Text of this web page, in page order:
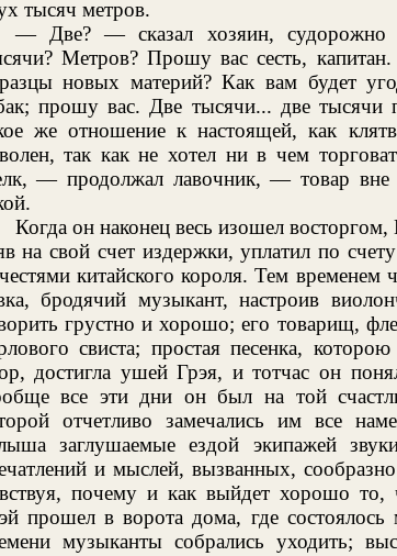
тысяч метров.
— Две? — сказал хозяин, судорожно
Метров? Прошу вас сесть, капитан.
новых материй? Как вам будет
прошу вас. Две тысячи... две
же отношение к настоящей, как
так как не хотел ни в чем
— продолжал лавочник, — товар вне
Когда он наконец весь изошел
на свой счет издержки, уплатил по
китайского короля. Тем временем
бродячий музыкант, настроив
грустно и хорошо; его товарищ,
свиста; простая песенка,
достигла ушей Грэя, и тотчас он
все эти дни он был на той
отчетливо замечались им все
заглушаемые ездой экипажей
и мыслей, вызванных,
почему и как выйдет хорошо то,
прошел в ворота дома, где
музыканты собрались уходить;